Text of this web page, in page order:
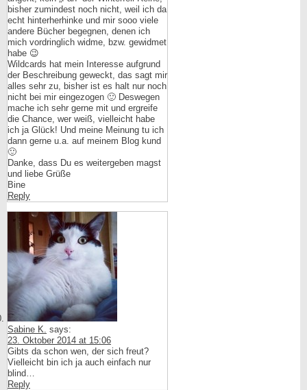
bisher zumindest noch nicht, weil ich da
echt hinterherhinke und mir sooo viele
andere Bücher begegnen, denen ich
mich vordringlich widme, bzw. gewidmet
habe 😉
Wildcards hat mein Interesse aufgrund
der Beschreibung geweckt, das sagt mir
alles sehr zu, bisher ist es halt nur noch
nicht bei mir eingezogen 🙂 Deswegen
mache ich sehr gerne mit und ergreife
die Chance, wer weiß, vielleicht habe
ich ja Glück! Und meine Meinung tu ich
dann gerne u.a. auf meinem Blog kund
🙂
Danke, dass Du es weitergeben magst
und liebe Grüße
Bine
Reply
Sabine K. says:
23. Oktober 2014 at 15:06
Gibts da schon wen, der sich freut?
Vielleicht bin ich ja auch einfach nur
blind…
Reply